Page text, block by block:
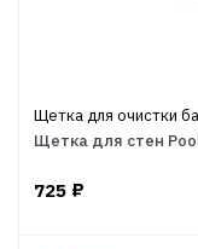
Щетка для очистки
Щетка для стен
725 ₽